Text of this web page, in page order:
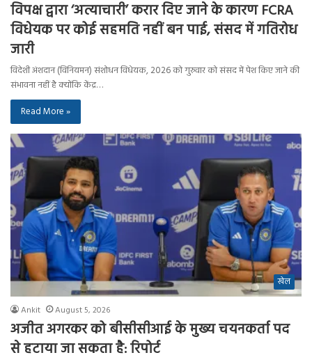
विपक्ष द्वारा ‘अत्याचारी’ करार दिए जाने के कारण FCRA
विधेयक पर कोई सहमति नहीं बन पाई, संसद में गतिरोध
जारी
विदेशी अंशदान (विनियमन) संशोधन विधेयक, 2026 को गुरुवार को संसद में पेश किए जाने की
संभावना नहीं है क्योंकि केंद्र…
Read More »
खेल
Ankit August 5, 2026
अजीत अगरकर को बीसीसीआई के मुख्य चयनकर्ता पद
से हटाया जा सकता है: रिपोर्ट